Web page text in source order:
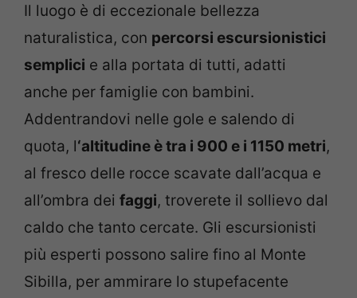
Il luogo è di eccezionale bellezza
naturalistica, con percorsi escursionistici
semplici e alla portata di tutti, adatti
anche per famiglie con bambini.
Addentrandovi nelle gole e salendo di
quota, l‘altitudine è tra i 900 e i 1150 metri,
al fresco delle rocce scavate dall’acqua e
all’ombra dei faggi, troverete il sollievo dal
caldo che tanto cercate. Gli escursionisti
più esperti possono salire fino al Monte
Sibilla, per ammirare lo stupefacente